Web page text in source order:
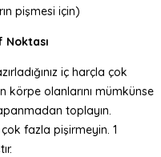
pişmesi için)
Noktası
iç harçla çok
körpe olanlarını mümkünse
toplayın.
çok fazla pişirmeyin. 1